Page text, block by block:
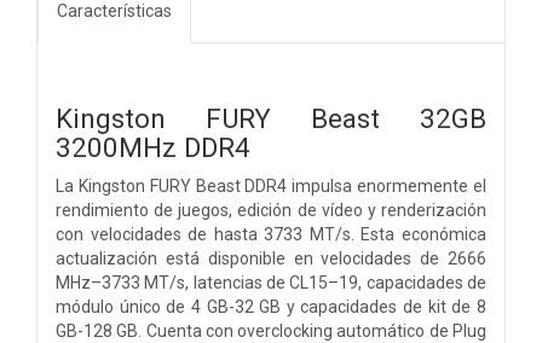
Características
Kingston FURY Beast 32GB
3200MHz DDR4
La Kingston FURY Beast DDR4 impulsa enormemente el
rendimiento de juegos, edición de vídeo y renderización
con velocidades de hasta 3733 MT/s. Esta económica
actualización está disponible en velocidades de 2666
MHz–3733 MT/s, latencias de CL15–19, capacidades de
módulo único de 4 GB-32 GB y capacidades de kit de 8
GB-128 GB. Cuenta con overclocking automático de Plug